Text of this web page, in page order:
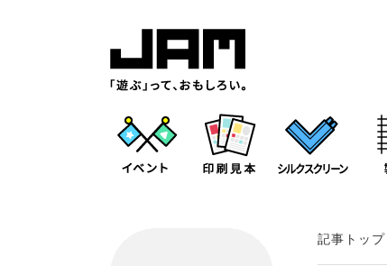
記事トップ